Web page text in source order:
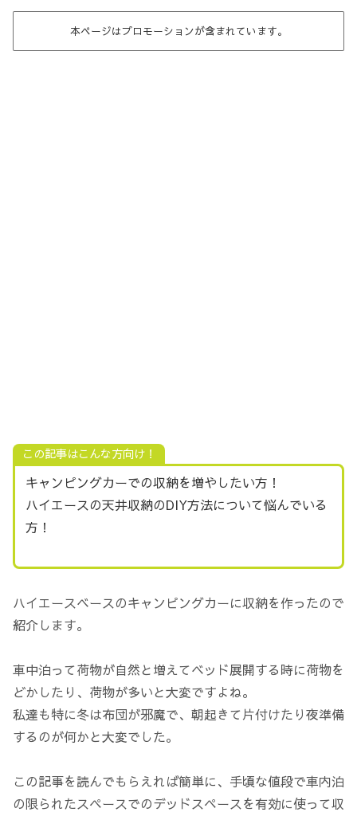
本ページはプロモーションが含まれています。
この記事はこんな方向け！
キャンピングカーでの収納を増やしたい方！
ハイエースの天井収納のDIY方法について悩んでいる
方！
ハイエースベースのキャンピングカーに収納を作ったので
紹介します。
車中泊って荷物が自然と増えてベッド展開する時に荷物を
どかしたり、荷物が多いと大変ですよね。
私達も特に冬は布団が邪魔で、朝起きて片付けたり夜準備
するのが何かと大変でした。
この記事を読んでもらえれば簡単に、手頃な値段で車内泊
の限られたスペースでのデッドスペースを有効に使って収